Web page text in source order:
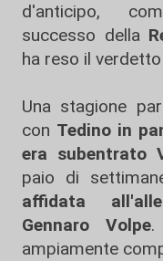
d'anticipo,
successo della
ha reso il
Una stagione
con Tedino in
era subentrato
paio di
affidata
Gennaro Volpe.
ampiamente